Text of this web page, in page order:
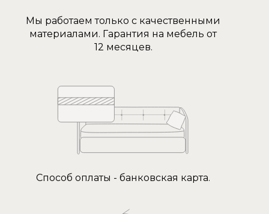
Мы работаем только с качественными
материалами. Гарантия на мебель от
12 месяцев.
Способ оплаты - банковская карта.